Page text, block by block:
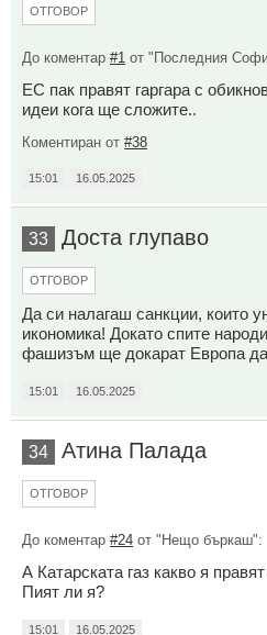
ОТГОВОР
До коментар #1 от "Последния
ЕС пак правят гаргара с
идеи кога ще сложите..
Коментиран от #38
15:01 16.05.2025
33 Доста глупаво
ОТГОВОР
Да си налагаш санкции, които
икономика! Докато спите
фашизъм ще докарат Европа
15:01 16.05.2025
34 Атина Палада
ОТГОВОР
До коментар #24 от "Нещо бъркаш":
А Катарската газ какво я
Пият ли я?
15:01 16.05.2025